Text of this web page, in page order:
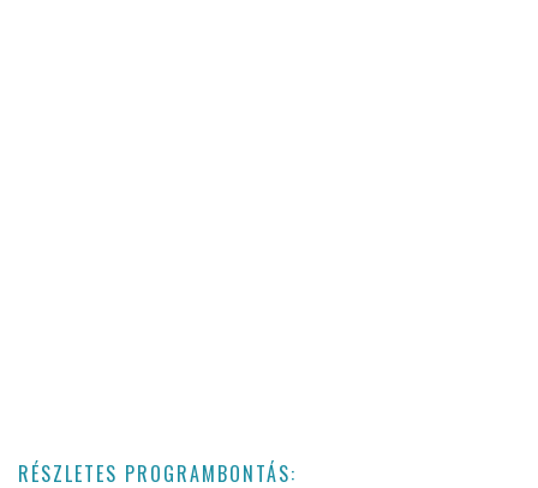
RÉSZLETES PROGRAMBONTÁS: